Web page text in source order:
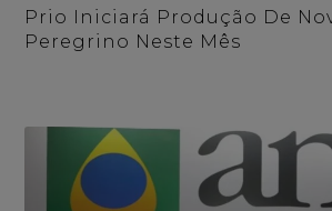
Prio Iniciará Produção De
Peregrino Neste Mês